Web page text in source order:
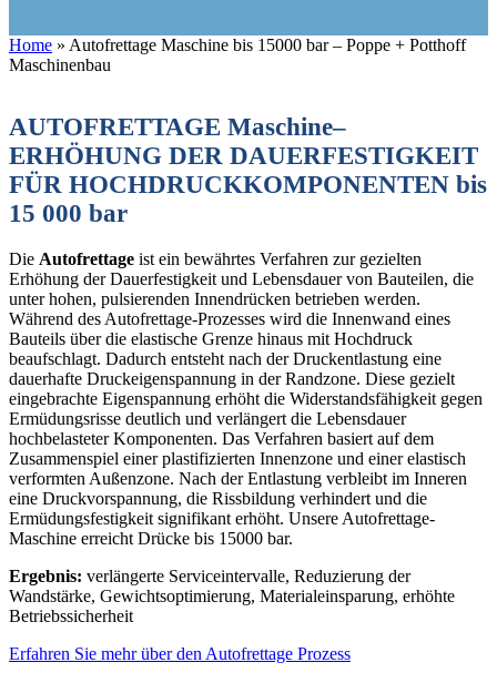
Home » Autofrettage Maschine bis 15000 bar – Poppe + Potthoff
Maschinenbau
AUTOFRETTAGE Maschine–
ERHÖHUNG DER DAUERFESTIGKEIT
FÜR HOCHDRUCKKOMPONENTEN bis
15 000 bar
Die Autofrettage ist ein bewährtes Verfahren zur gezielten
Erhöhung der Dauerfestigkeit und Lebensdauer von Bauteilen, die
unter hohen, pulsierenden Innendrücken betrieben werden.
Während des Autofrettage-Prozesses wird die Innenwand eines
Bauteils über die elastische Grenze hinaus mit Hochdruck
beaufschlagt. Dadurch entsteht nach der Druckentlastung eine
dauerhafte Druckeigenspannung in der Randzone. Diese gezielt
eingebrachte Eigenspannung erhöht die Widerstandsfähigkeit gegen
Ermüdungsrisse deutlich und verlängert die Lebensdauer
hochbelasteter Komponenten. Das Verfahren basiert auf dem
Zusammenspiel einer plastifizierten Innenzone und einer elastisch
verformten Außenzone. Nach der Entlastung verbleibt im Inneren
eine Druckvorspannung, die Rissbildung verhindert und die
Ermüdungsfestigkeit signifikant erhöht. Unsere Autofrettage-
Maschine erreicht Drücke bis 15000 bar.
Ergebnis: verlängerte Serviceintervalle, Reduzierung der
Wandstärke, Gewichtsoptimierung, Materialeinsparung, erhöhte
Betriebssicherheit
Erfahren Sie mehr über den Autofrettage Prozess